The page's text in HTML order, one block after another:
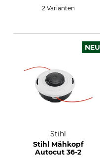
2 Varianten
NEU
Stihl
Stihl Mähkopf
Autocut 36-2